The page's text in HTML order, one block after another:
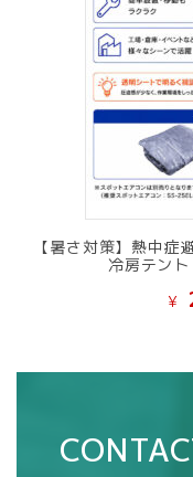
【暑さ対策】熱中症
冷房テン
¥